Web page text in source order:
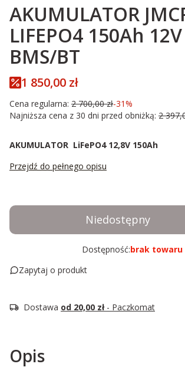
AKUMULATOR
LIFEPO4 150Ah
BMS/BT
1 850,00 zł
Cena regularna: 2 700,00 zł-31%
Najniższa cena z 30 dni przed obniżką: 2
AKUMULATOR LiFePO4 12,8V 150Ah
Przejdź do pełnego opisu
Niedostępny
Dostępność:brak towaru
Zapytaj o produkt
Dostawa od 20,00 zł - Paczkomat
Opis